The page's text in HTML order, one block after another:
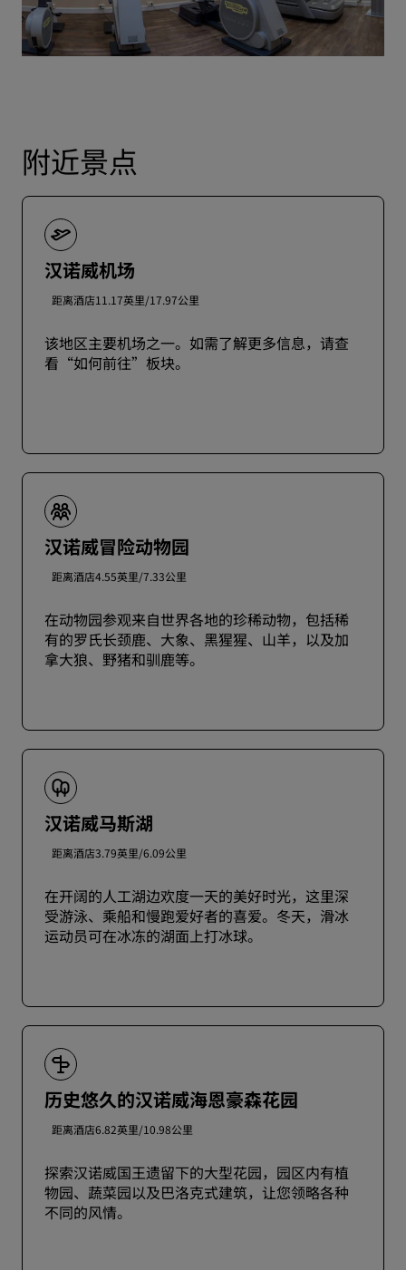
附近景点
汉诺威机场
距离酒店11.17英里/17.97公里
该地区主要机场之一。如需了解更多信息，请查
看“如何前往”板块。
汉诺威冒险动物园
距离酒店4.55英里/7.33公里
在动物园参观来自世界各地的珍稀动物，包括稀
有的罗氏长颈鹿、大象、黑猩猩、山羊，以及加
拿大狼、野猪和驯鹿等。
汉诺威马斯湖
距离酒店3.79英里/6.09公里
在开阔的人工湖边欢度一天的美好时光，这里深
受游泳、乘船和慢跑爱好者的喜爱。冬天，滑冰
运动员可在冰冻的湖面上打冰球。
历史悠久的汉诺威海恩豪森花园
距离酒店6.82英里/10.98公里
探索汉诺威国王遗留下的大型花园，园区内有植
物园、蔬菜园以及巴洛克式建筑，让您领略各种
不同的风情。